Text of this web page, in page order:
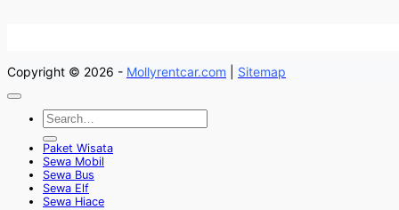
Copyright © 2026 - Mollyrentcar.com Sitemap
Paket Wisata
Sewa Mobil
Sewa Bus
Sewa Elf
Sewa Hiace